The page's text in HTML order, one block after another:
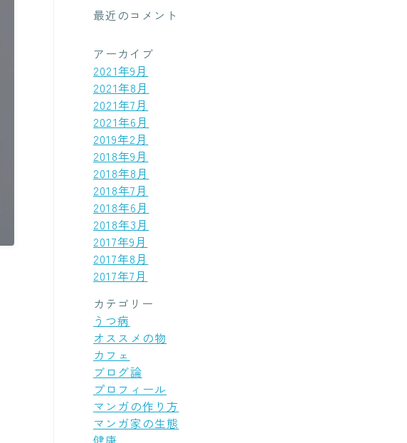
最近のコメント
アーカイブ
2021年9月
2021年8月
2021年7月
2021年6月
2019年2月
2018年9月
2018年8月
2018年7月
2018年6月
2018年3月
2017年9月
2017年8月
2017年7月
カテゴリー
うつ病
オススメの物
カフェ
ブログ論
プロフィール
マンガの作り方
マンガ家の生態